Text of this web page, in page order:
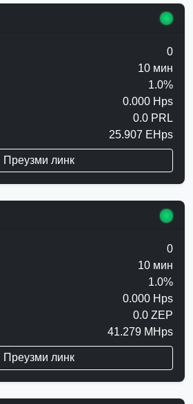
0
10 мин
1.0%
0.000 Hps
0.0 PRL
25.907 EHps
Преузми линк
0
10 мин
1.0%
0.000 Hps
0.0 ZEP
41.279 MHps
Преузми линк